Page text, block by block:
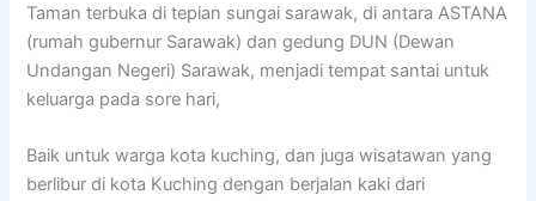
Taman terbuka di tepian sungai sarawak, di antara ASTANA
(rumah gubernur Sarawak) dan gedung DUN (Dewan
Undangan Negeri) Sarawak, menjadi tempat santai untuk
keluarga pada sore hari,
Baik untuk warga kota kuching, dan juga wisatawan yang
berlibur di kota Kuching dengan berjalan kaki dari